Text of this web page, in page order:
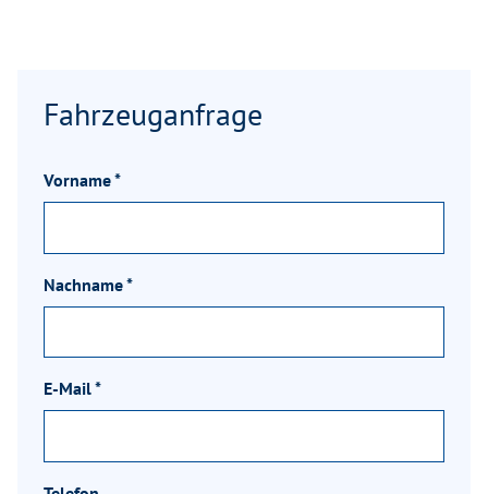
Fahrzeuganfrage
Vorname*
Nachname*
E-Mail*